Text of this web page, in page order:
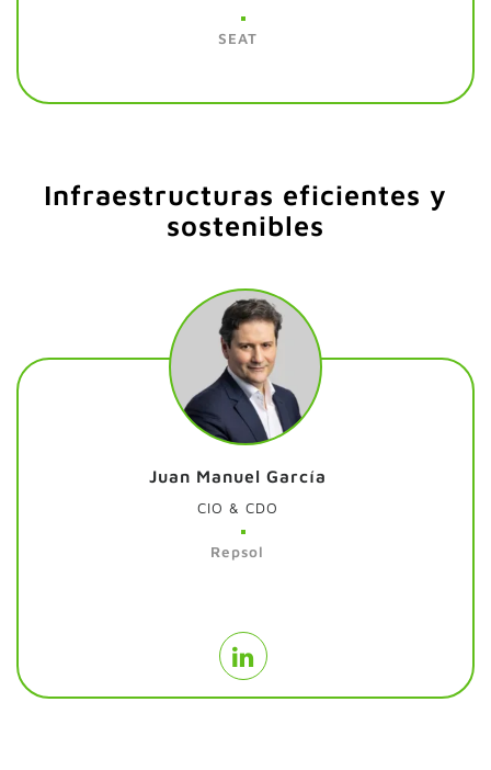
SEAT
Infraestructuras eficientes y
sostenibles
Juan Manuel García
CIO & CDO
Repsol